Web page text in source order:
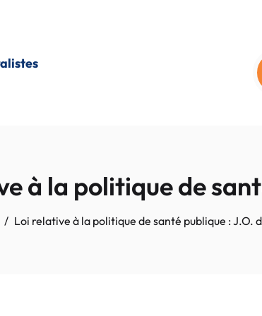
à la politique de
Loi relative à la politique de santé publique : J.O.